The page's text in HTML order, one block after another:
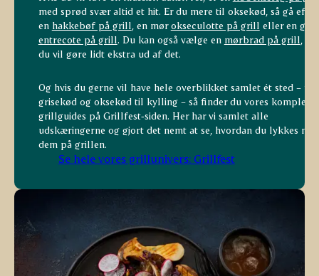
med sprød svær altid et hit. Er du mere til oksekød, så gå efter
en hakkebøf på grill , en mørokseculotte på grill eller en god
entrecote på grill. Du kan også vælge en mørbrad på grill
du vil gøre lidt ekstra ud af det.
Og hvis du gerne vil have hele overblikket samlet ét sted – fra
grisekød og oksekød til kylling – så finder du vores komplette
grillguides på Grillfest‑siden. Her har vi samlet alle
udskæringerne og gjort det nemt at se, hvordan du lykkes
dem på grillen.
Se hele vores grillunivers: Grillfest